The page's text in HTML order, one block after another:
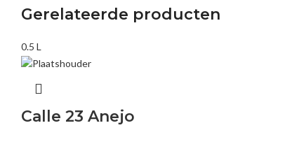
Gerelateerde producten
0.5 L
Calle 23 Anejo